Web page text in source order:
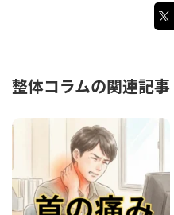
整体コラムの関連記事